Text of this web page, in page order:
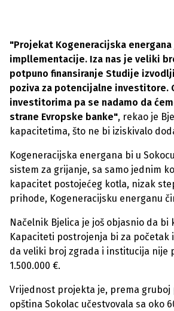
"Projekat Kogeneracijska
impllementacije. Iza nas je veliki
potpuno finansiranje Studije
poziva za potencijalne investitore.
investitorima pa se nadamo da
strane Evropske banke", rekao je
kapacitetima, što ne bi iziskivalo
Kogeneracijska energana bi u
sistem za grijanje, sa samo jednim
kapacitet postojećeg kotla, nizak
prihode, Kogeneracijsku energanu
Načelnik Bjelica je još objasnio da
Kapaciteti postrojenja bi za početak
da veliki broj zgrada i institucija nije
1.500.000 €.
Vrijednost projekta je, prema gruboj
opština Sokolac učestvovala sa oko